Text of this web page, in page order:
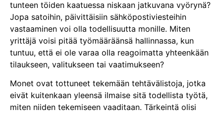
tunteen töiden kaatuessa niskaan jatkuvana vyörynä?
Jopa satoihin, päivittäisiin sähköpostiviesteihin
vastaaminen voi olla todellisuutta monille. Miten
yrittäjä voisi pitää työmääräänsä hallinnassa, kun
tuntuu, että ei ole varaa olla reagoimatta yhteenkään
tilaukseen, valitukseen tai vaatimukseen?
Monet ovat tottuneet tekemään tehtävälistoja, jotka
eivät kuitenkaan yleensä ilmaise sitä todellista työtä,
miten niiden tekemiseen vaaditaan. Tärkeintä olisi